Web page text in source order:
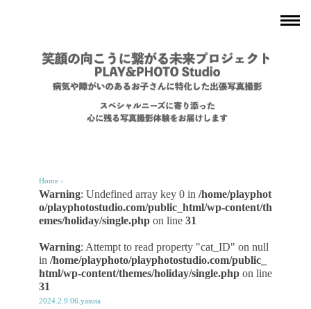
Home ›
Warning: Undefined array key 0 in /home/playphot
o/playphotostudio.com/public_html/wp-content/th
emes/holiday/single.php on line 31
Warning: Attempt to read property "cat_ID" on null
in /home/playphoto/playphotostudio.com/public_
html/wp-content/themes/holiday/single.php on line
31
2024.2.9.06.yasuta